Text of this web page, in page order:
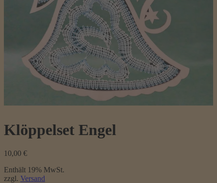
Klöppelset Engel
10,00 €
Enthält 19% MwSt.
zzgl. Versand